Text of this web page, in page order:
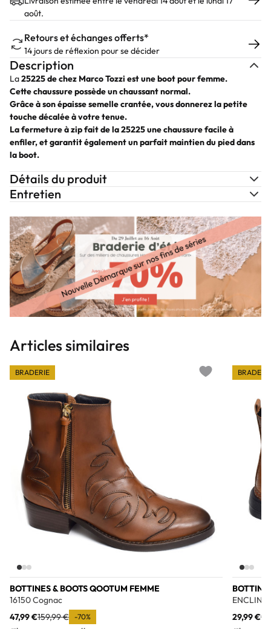
août.
Retours et échanges offerts*
14 jours de réflexion pour se décider
Description
La25225de chez Marco Tozzi est une boot pour femme.
Cette chaussure possède un chaussant normal.
Grâce à son épaisse semelle crantée, vous donnerez la petite
touche décalée à votre tenue.
La fermeture à zip fait de la25225une chaussure facile à
enfiler, et garantit également un parfait maintien du pied dans
la boot.
Détails du produit
Entretien
Articles similaires
BOTTINES & BOOTS QOOTUM FEMME
16150 Cognac
47,99 €159,99 € -70%
BRADERIE
ENCLIN
29,99 €